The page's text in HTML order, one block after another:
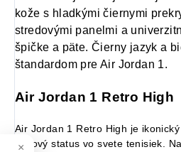
kože s hladkými čiernymi
stredovými panelmi a
špičke a päte. Čierny jazyk a
štandardom pre Air Jordan 1.
Air Jordan 1 Retro High
Air Jordan 1 Retro High je
kultový status vo svete tenisiek.